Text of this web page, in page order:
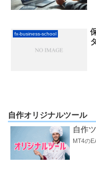
fx-business-school
自作オリジナルツール
自作
MT4の